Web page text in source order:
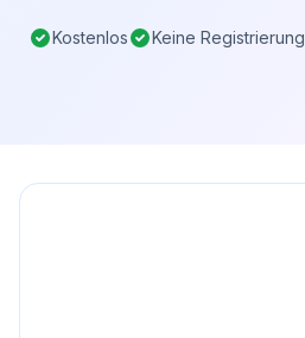
Kostenlos Keine Registrierung